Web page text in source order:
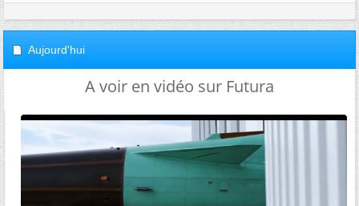
Aujourd'hui
A voir en vidéo sur Futura